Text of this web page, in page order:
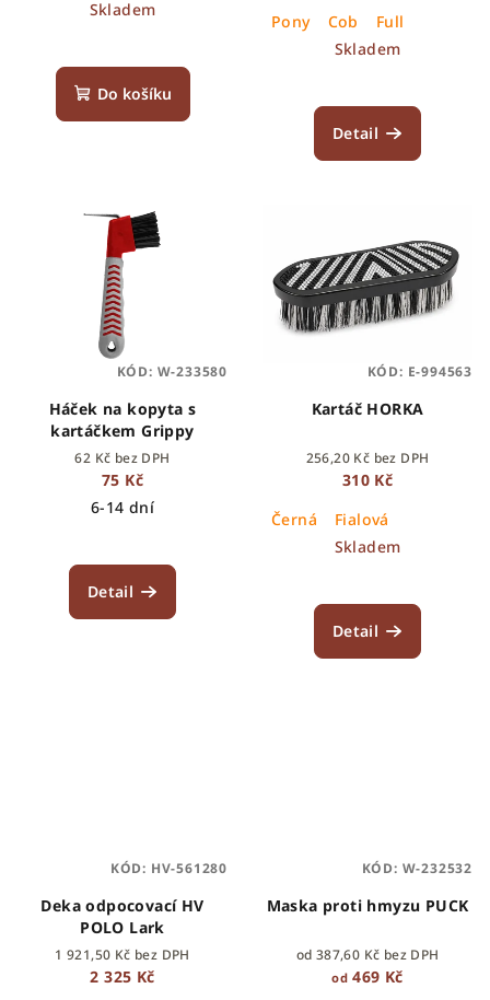
Skladem
Do košíku
Pony
Cob
Full
Skladem
Detail
Háček na kopyta s
kartáčkem Grippy
62 Kč bez DPH
75 Kč
6-14 dní
Detail
KÓD: W-233580
Kartáč HORKA
256,20 Kč bez DPH
310 Kč
Černá
Fialová
Skladem
Detail
KÓD: E-994563
Deka odpocovací HV
POLO Lark
1 921,50 Kč bez DPH
2 325 Kč
KÓD: HV-561280
Maska proti hmyzu PUCK
od 387,60 Kč bez DPH
od 469 Kč
KÓD: W-232532